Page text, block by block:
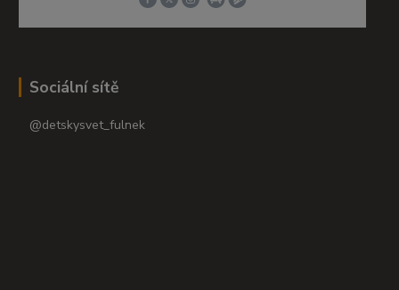
Sociální sítě
@detskysvet_fulnek